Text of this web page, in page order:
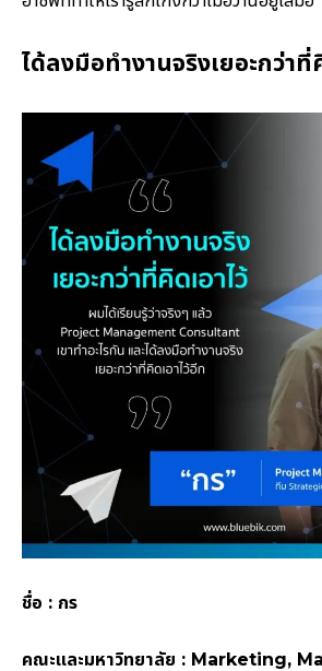
ได้ลงมือทำงานจริงเยอะกว่าที่
ชื่อ : กร
คณะและมหาวิทยาลัย : Marketing,